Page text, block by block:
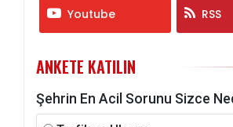
Youtube RSS
ANKETE KATILIN
Şehrin En Acil Sorunu Sizce